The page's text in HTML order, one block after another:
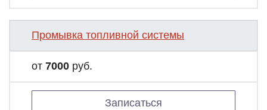
Промывка топливной системы
от 7000 руб.
Записаться